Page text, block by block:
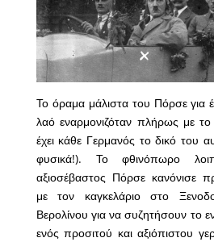
Το όραμα μάλιστα του Πόρσε για
λαό εναρμονιζόταν πλήρως με το
έχει κάθε Γερμανός το δικό του
φυσικά!). Το φθινόπωρο
αξιοσέβαστος Πόρσε κανόνισε
με τον καγκελάριο στο
Βερολίνου για να συζητήσουν το
ενός προσιτού και αξιόπιστου